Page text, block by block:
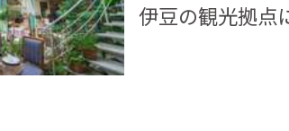
伊豆の観光拠点